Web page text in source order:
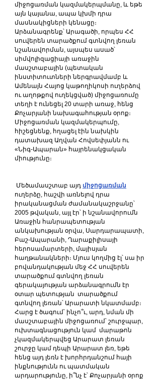
միջոցառման կազմակերպմանը, և եթե
այն կայանա, ապա կխմի դրա
մասնակիցների կենացը։
Արձանագրենք՝ Արագածի, որպես ՀՀ
սուվերեն տարածքում գտնվող լեռան
նշանավորման, այսպես ասած՝
սիմվոլիզացիայի առաջին
մասշտաբային (պետական
ինստիտուտների ներգրավմամբ և
Ամենայն Հայոց կաթողիկոսի ուղերձով
ու աղոթքով ուղեկցված) միջոցառումը
տեղի է ունեցել 20 տարի առաջ, հենց
Քոչարյանի նախագահության օրոք։
Միջոցառման կազմակերպումը,
հիշեցնենք, հղացել էին նախկին
դատախազ Աղվան Հովսեփյանն ու
«Նիգ-Ապարան» հայրենակցական
միությունը։
Մեծամասշտաբ այդ միջոցառման
ուղերձը, հաշվի առնելով դրա
իրականացման ժամանակաշրջանը՝
2005 թվական, այլ էր՝ ի նշանավորումն
Առաջին հանրապետության
անկախության օրվա, Սարդարապատի,
Բաշ-Ապարանի, Ղարաքիլիսայի
հերոսամարտերի, մայիսյան
հաղթանակների։ Մյուս կողմից էլ՝ սա իր
բովանդակության մեջ ՀՀ սուվերեն
տարածքում գտնվող լեռան
գերակայության արձանագրումն էր
օտար պետության  տարածքում
գտնվող լեռան՝ Արարատի նկատմամբ։
Հարց է ծագում՝ ինչո՞ւ, արդ, նման մի
մասշտաբային միջոցառում՝ շուրջպար,
ուխտագնացություն կամ  մարաթոն
չկազմակերպվեց Արարատ լեռան
շուրջը կամ դեպի Արարատ լեռ, եթե
հենց այդ լեռն է խորհրդանշում հայի
ինքնությունն ու պատմական
արդարությունը, ի՞նչ է՝ Քոչարյանի օրոք